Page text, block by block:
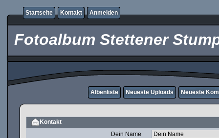
Startseite Kontakt Anmelden
Fotoalbum Stettener
Albenliste Neueste Uploads Neueste
Kontakt
Dein Name